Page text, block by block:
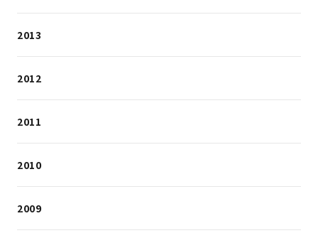
2013
2012
2011
2010
2009